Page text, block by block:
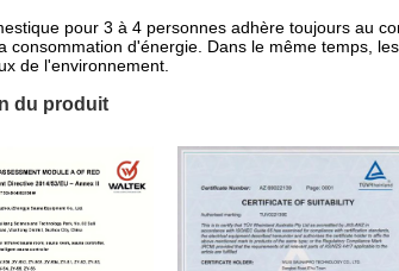
pour 3 à 4 personnes adhère toujours au
consommation d'énergie. Dans le même temps,
de l'environnement.
du produit